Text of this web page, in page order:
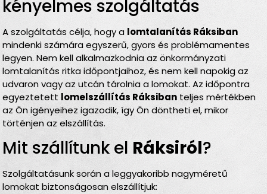
kényelmes szolgáltatás
A szolgáltatás célja, hogy a lomtalanítás Ráksiban
mindenki számára egyszerű, gyors és problémamentes
legyen. Nem kell alkalmazkodnia az önkormányzati
lomtalanítás ritka időpontjaihoz, és nem kell napokig az
udvaron vagy az utcán tárolnia a lomokat. Az időpontra
egyeztetett lomelszállítás Ráksiban teljes mértékben
az Ön igényeihez igazodik, így Ön döntheti el, mikor
történjen az elszállítás.
Mit szállítunk el Ráksiról?
Szolgáltatásunk során a leggyakoribb nagyméretű
lomokat biztonságosan elszállítjuk: